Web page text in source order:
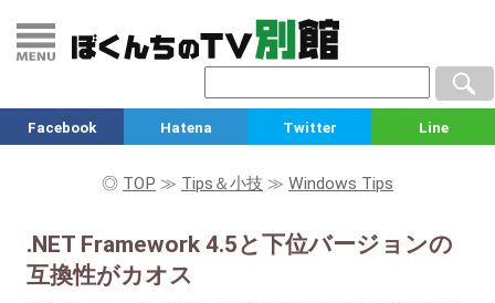
Facebook Hatena Twitter Line
◎ TOP ≫ Tips＆小技 ≫ Windows Tips
.NET Framework 4.5と下位バージョンの
互換性がカオス